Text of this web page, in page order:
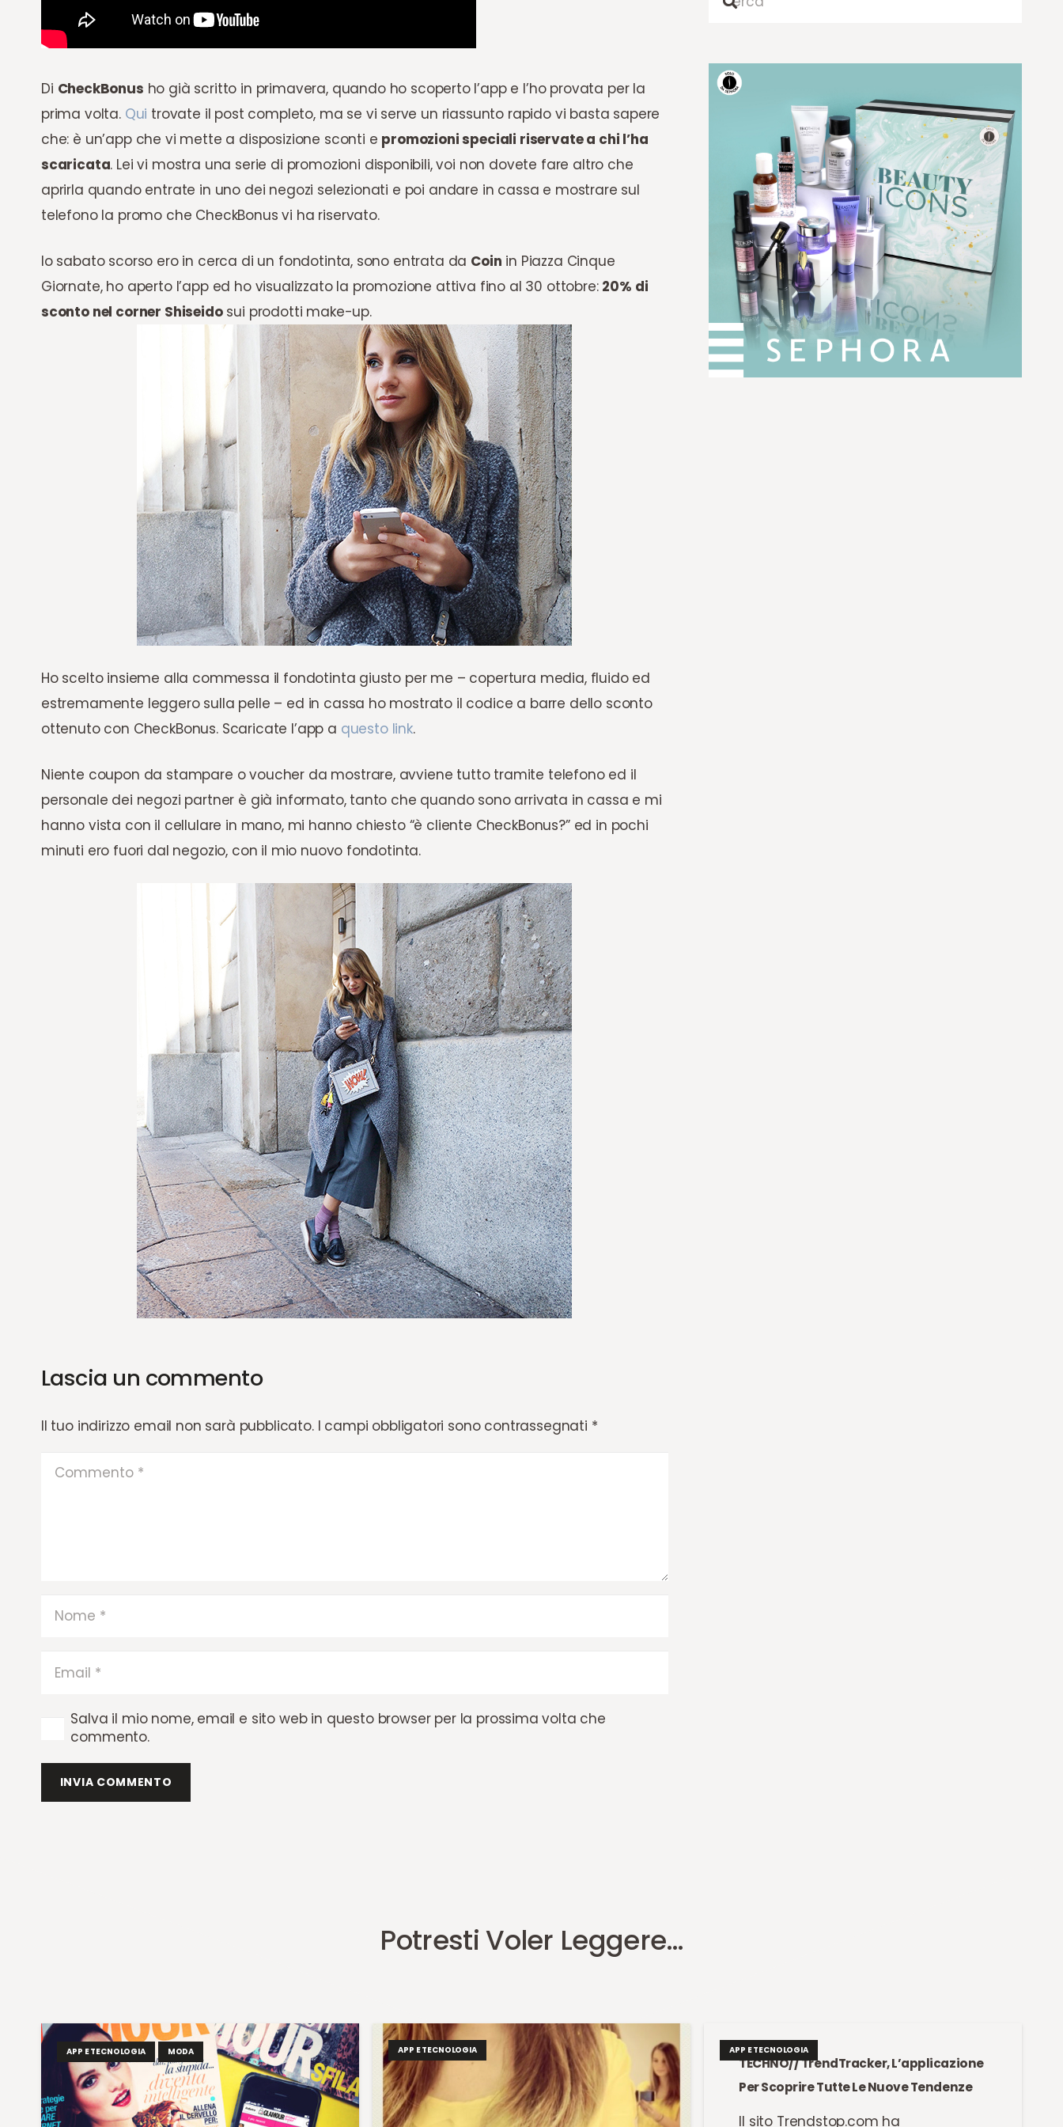
Di CheckBonus ho già scritto in primavera, quando ho scoperto l’app e l’ho provata per la
prima volta. Qui trovate il post completo, ma se vi serve un riassunto rapido vi basta sapere
che: è un’app che vi mette a disposizione sconti e promozioni speciali riservate a chi l’ha
scaricata. Lei vi mostra una serie di promozioni disponibili, voi non dovete fare altro che
aprirla quando entrate in uno dei negozi selezionati e poi andare in cassa e mostrare sul
telefono la promo che CheckBonus vi ha riservato.
Io sabato scorso ero in cerca di un fondotinta, sono entrata da Coin in Piazza Cinque
Giornate, ho aperto l’app ed ho visualizzato la promozione attiva fino al 30 ottobre: 20% di
sconto nel corner Shiseidosui prodotti make-up.
Ho scelto insieme alla commessa il fondotinta giusto per me – copertura media, fluido ed
estremamente leggero sulla pelle – ed in cassa ho mostrato il codice a barre dello sconto
ottenuto con CheckBonus. Scaricate l’app a questo link.
Niente coupon da stampare o voucher da mostrare, avviene tutto tramite telefono ed il
personale dei negozi partner è già informato, tanto che quando sono arrivata in cassa e mi
hanno vista con il cellulare in mano, mi hanno chiesto “è cliente CheckBonus?” ed in pochi
minuti ero fuori dal negozio, con il mio nuovo fondotinta.
Lascia un commento
Il tuo indirizzo email non sarà pubblicato. I campi obbligatori sono contrassegnati *
Salva il mio nome, email e sito web in questo browser per la prossima volta che
commento.
INVIA COMMENTO
Potresti Voler Leggere…
APP E TECNOLOGIA MODA APP E TECNOLOGIA APP E TECNOLOGIA
TECHNO// TrendTracker, L’applicazione
Per Scoprire Tutte Le Nuove Tendenze
Il sito Trendstop.com ha